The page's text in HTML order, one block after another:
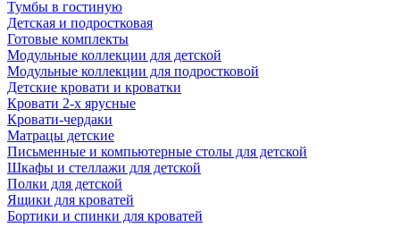
Тумбы в гостиную
Детская и подростковая
Готовые комплекты
Модульные коллекции для детской
Модульные коллекции для подростковой
Детские кровати и кроватки
Кровати 2-х ярусные
Кровати-чердаки
Матрацы детские
Письменные и компьютерные столы для детской
Шкафы и стеллажи для детской
Полки для детской
Ящики для кроватей
Бортики и спинки для кроватей